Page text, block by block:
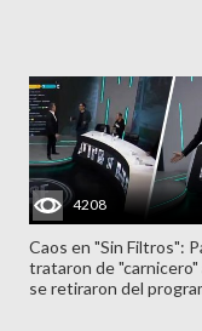
4208
Caos en "Sin Filtros":
trataron de "carnicero"
se retiraron del